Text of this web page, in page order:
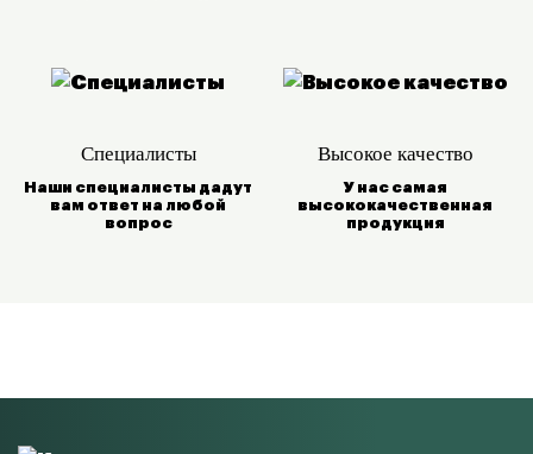
Специалисты
Наши специалисты дадут
вам ответ на любой
вопрос
Высокое качество
У нас самая
высококачественная
продукция